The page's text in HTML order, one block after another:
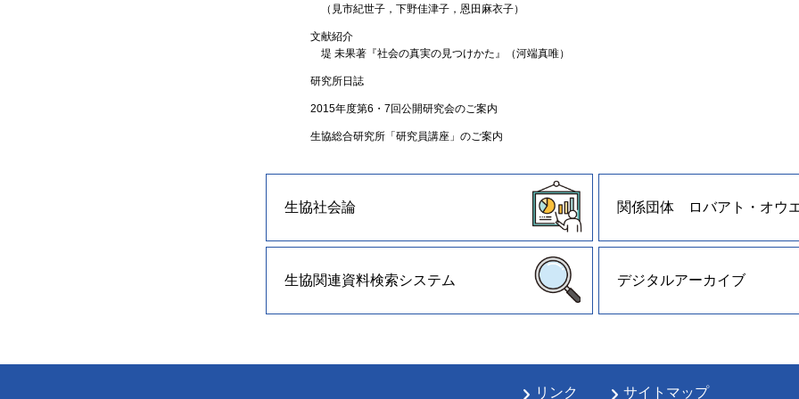
（見市紀世子，下野佳津子，恩田麻衣子）
文献紹介
堤 未果著『社会の真実の見つけかた』（河端真唯）
研究所日誌
2015年度第6・7回公開研究会のご案内
生協総合研究所「研究員講座」のご案内
生協社会論 関係団体 ロバアト・オウ
生協関連資料検索システム デジタルアーカイブ
リンク サイトマップ